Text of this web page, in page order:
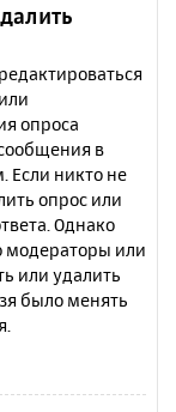
опроса
в
Если никто не
опрос или
Однако
модераторы или
или удалить
было менять